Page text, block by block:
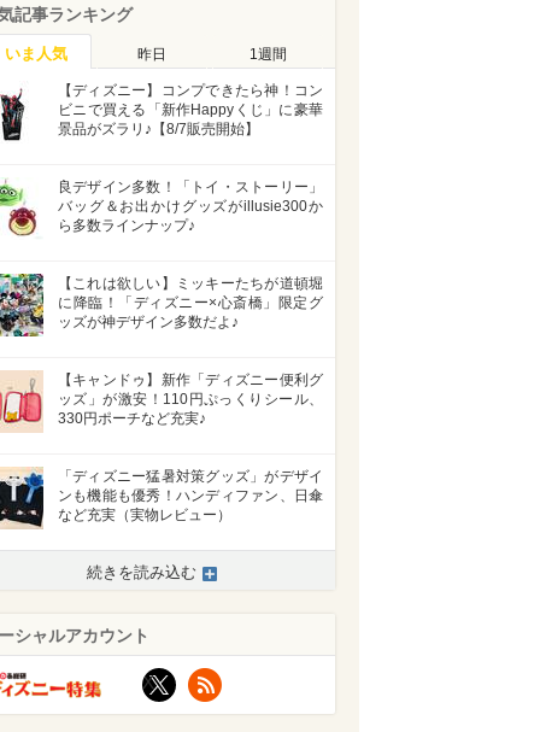
記事ランキング
いま人気 昨日 1週間
【ディズニー】コンプできたら神！コン
ビニで買える「新作Happyくじ」に豪華
景品がズラリ♪【8/7販売開始】
良デザイン多数！「トイ・ストーリー」
バッグ＆お出かけグッズがillusie300か
ら多数ラインナップ♪
【これは欲しい】ミッキーたちが道頓堀
に降臨！「ディズニー×心斎橋」限定グ
ッズが神デザイン多数だよ♪
【キャンドゥ】新作「ディズニー便利グ
ッズ」が激安！110円ぷっくりシール、
330円ポーチなど充実♪
「ディズニー猛暑対策グッズ」がデザイ
ンも機能も優秀！ハンディファン、日傘
など充実（実物レビュー）
続きを読み込む
シャルアカウント
X